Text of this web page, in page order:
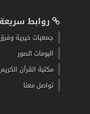
روابط سريعة
جمعيات خيرية
البومات الصور
مكتبة القرآن
تواصل معنا